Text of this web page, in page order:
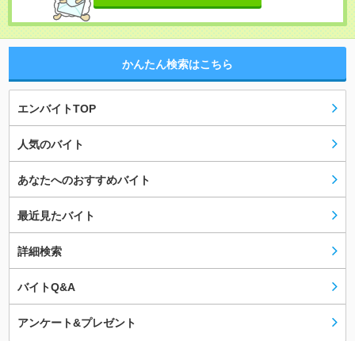
かんたん検索はこちら
エンバイトTOP
人気のバイト
あなたへのおすすめバイト
最近見たバイト
詳細検索
バイトQ&A
アンケート&プレゼント